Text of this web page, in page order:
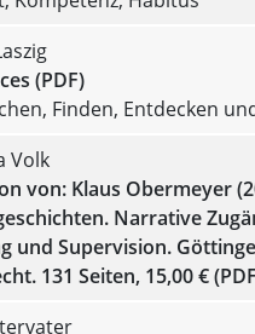
(PDF)
Finden, Entdecken
Volk
von: Klaus Obermeyer
Narrative
und Supervision.
131 Seiten, 15,00 €